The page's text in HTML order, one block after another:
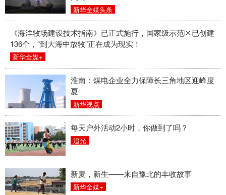
新华全媒头条
《海洋牧场建设技术指南》已正式施行，国家级示范区已创建
136个，“到大海中放牧”正在成为现实！
新华全媒+
淮南：煤电企业全力保障长三角地区迎峰度
夏
新华视点
每天户外活动2小时，你做到了吗？
追光
新麦，新生——来自豫北的丰收故事
新华全媒+